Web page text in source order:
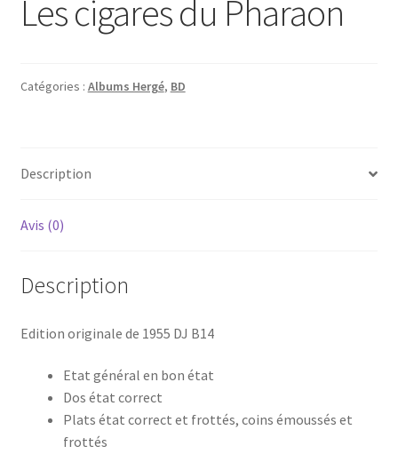
Les cigares du Pharaon
Catégories : Albums Hergé, BD
Description
Avis (0)
Description
Edition originale de 1955 DJ B14
Etat général en bon état
Dos état correct
Plats état correct et frottés, coins émoussés et
frottés